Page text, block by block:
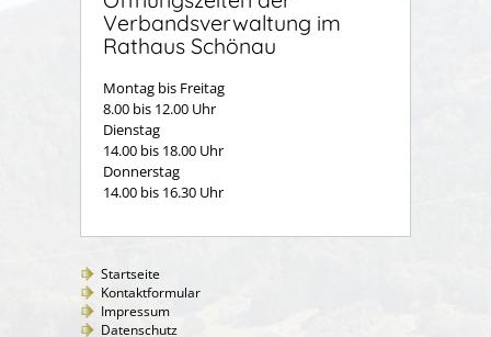
Verbandsverwaltung im
Rathaus Schönau
Montag bis Freitag
8.00 bis 12.00 Uhr
Dienstag
14.00 bis 18.00 Uhr
Donnerstag
14.00 bis 16.30 Uhr
Startseite
Kontaktformular
Impressum
Datenschutz